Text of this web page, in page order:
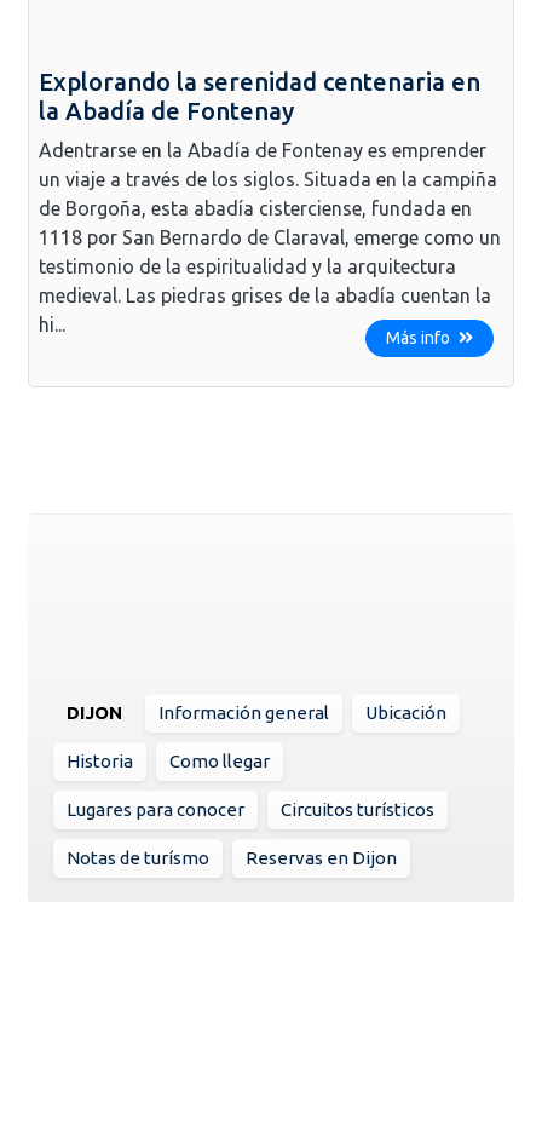
Explorando la serenidad centenaria en
la Abadía de Fontenay
Adentrarse en la Abadía de Fontenay es emprender
un viaje a través de los siglos. Situada en la campiña
de Borgoña, esta abadía cisterciense, fundada en
1118 por San Bernardo de Claraval, emerge como un
testimonio de la espiritualidad y la arquitectura
medieval. Las piedras grises de la abadía cuentan la
hi...
Más info
DIJON Información general Ubicación
Historia Como llegar
Lugares para conocer Circuitos turísticos
Notas de turísmo Reservas en Dijon